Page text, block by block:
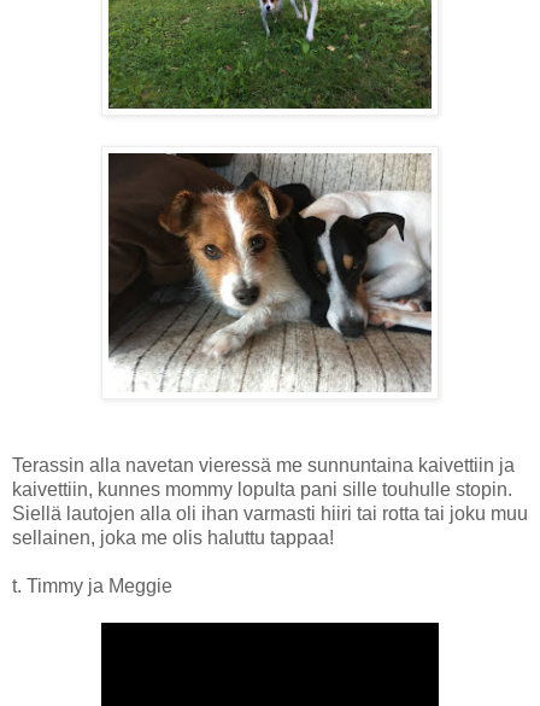
Terassin alla navetan vieressä me sunnuntaina kaivettiin ja
kaivettiin, kunnes mommy lopulta pani sille touhulle stopin.
Siellä lautojen alla oli ihan varmasti hiiri tai rotta tai joku muu
sellainen, joka me olis haluttu tappaa!
t. Timmy ja Meggie